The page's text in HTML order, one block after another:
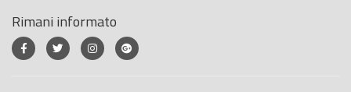
Rimani informato